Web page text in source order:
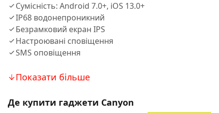
Сумісність: Android 7.0+, iOS 13.0+
IP68 водонепроникний
Безрамковий екран IPS
Настроювані сповіщення
SMS оповіщення
Показати більше
Де купити гаджети Canyon